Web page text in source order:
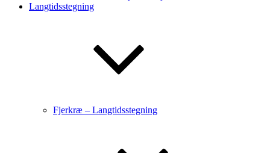
Langtidsstegning
Fjerkræ – Langtidsstegning